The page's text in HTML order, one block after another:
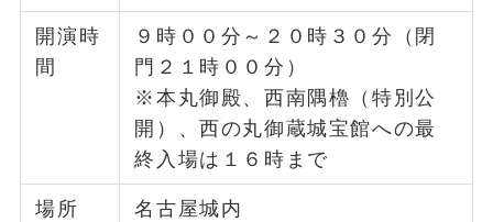
開演時
間
９時００分～２０時３０分（閉
門２１時００分）
※本丸御殿、西南隅櫓（特別公
開）、西の丸御蔵城宝館への最
終入場は１６時まで
場所 名古屋城内